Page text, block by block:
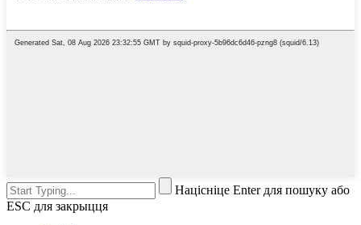
Націсніце Enter для пошуку або
ESC для закрыцця